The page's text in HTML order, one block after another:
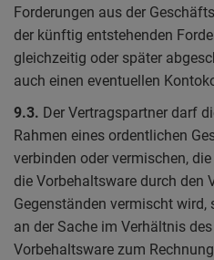
Forderungen aus der
der künftig entstehenden
gleichzeitig oder später
auch einen eventuellen
9.3. Der Vertragspartner darf
Rahmen eines ordentlichen
verbinden oder vermischen,
die Vorbehaltsware durch den
Gegenständen vermischt
an der Sache im Verhältnis
Vorbehaltsware zum